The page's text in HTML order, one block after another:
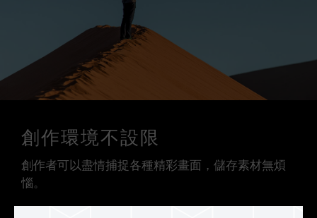
創作環境不設限
創作者可以盡情捕捉各種精彩畫面，儲存素材無煩
惱。